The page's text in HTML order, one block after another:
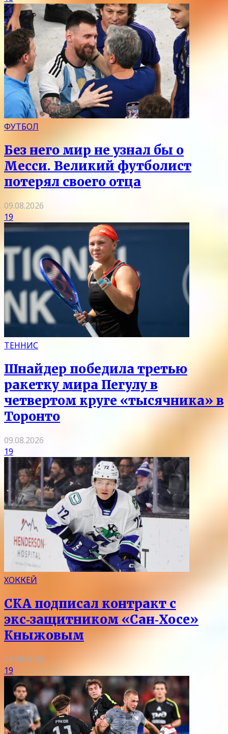
ФУТБОЛ
Без него мир не узнал бы о
Месси. Великий футболист
потерял своего отца
09.08.2026
19
ТЕННИС
Шнайдер победила третью
ракетку мира Пегулу в
четвертом круге «тысячника» в
Торонто
09.08.2026
19
ХОККЕЙ
СКА подписал контракт с
экс‑защитником «Сан‑Хосе»
Кныжовым
08.08.2026
19